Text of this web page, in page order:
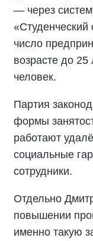
— через
число
возрасте до
человек.
Партия
формы
работают
социальные
сотрудники.
Отдельно
повышении
именно такую